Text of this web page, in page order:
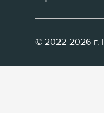
© 2022-2026 г.